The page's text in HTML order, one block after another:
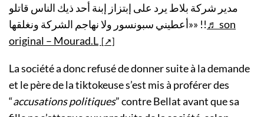
مدير شركة بلاط يرد على إبتزاز إبنة أحد ذيك الناس قاتلو
«أعطيني سبونسور ولا نهاجم الشركة ونغلقها» !!♬ son
original – Mourad.L
La société a donc refusé de donner suite à la demande
et le père de la tiktokeuse s’est mis à proférer des
“accusations politiques” contre Bellat avant que sa